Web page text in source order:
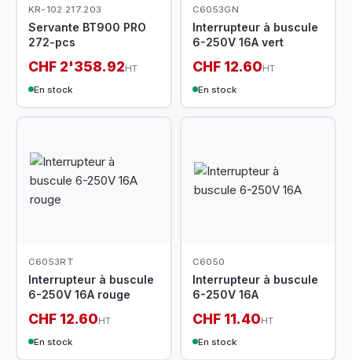
KR-102.217.203
Servante BT900 PRO
272-pcs
CHF 2'358.92HT
En stock
C6053GN
Interrupteur à buscule
6-250V 16A vert
CHF 12.60HT
En stock
C6053RT
Interrupteur à buscule
6-250V 16A rouge
CHF 12.60HT
En stock
C6050
Interrupteur à buscule
6-250V 16A
CHF 11.40HT
En stock